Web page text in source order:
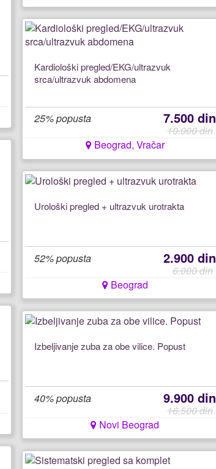
Kardiološki pregled/EKG/ultrazvuk
srca/ultrazvuk abdomena
25% popusta 7.500 din
10.000 din
Beograd, Vračar
Urološki pregled + ultrazvuk urotrakta
52% popusta 2.900 din
6.000 din
Beograd
Izbeljivanje zuba za obe vilice. Popust
40% popusta 9.900 din
16.500 din
Novi Beograd